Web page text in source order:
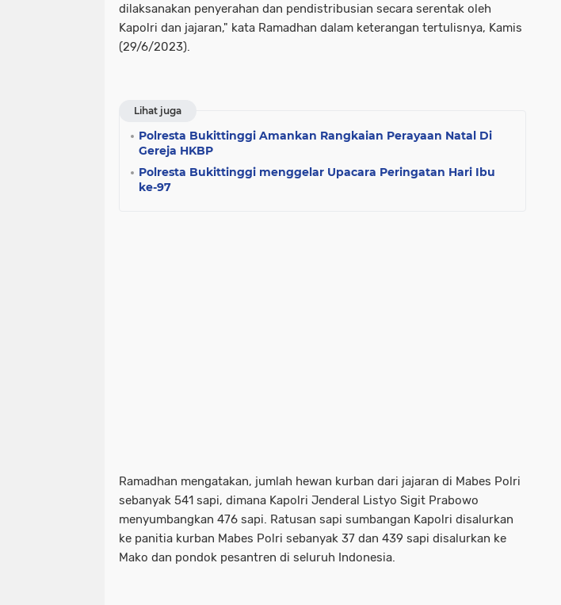
dilaksanakan penyerahan dan pendistribusian secara serentak oleh
Kapolri dan jajaran," kata Ramadhan dalam keterangan tertulisnya, Kamis
(29/6/2023).
Lihat juga
Polresta Bukittinggi Amankan Rangkaian Perayaan Natal Di
Gereja HKBP
Polresta Bukittinggi menggelar Upacara Peringatan Hari Ibu
ke-97
Ramadhan mengatakan, jumlah hewan kurban dari jajaran di Mabes Polri
sebanyak 541 sapi, dimana Kapolri Jenderal Listyo Sigit Prabowo
menyumbangkan 476 sapi. Ratusan sapi sumbangan Kapolri disalurkan
ke panitia kurban Mabes Polri sebanyak 37 dan 439 sapi disalurkan ke
Mako dan pondok pesantren di seluruh Indonesia.